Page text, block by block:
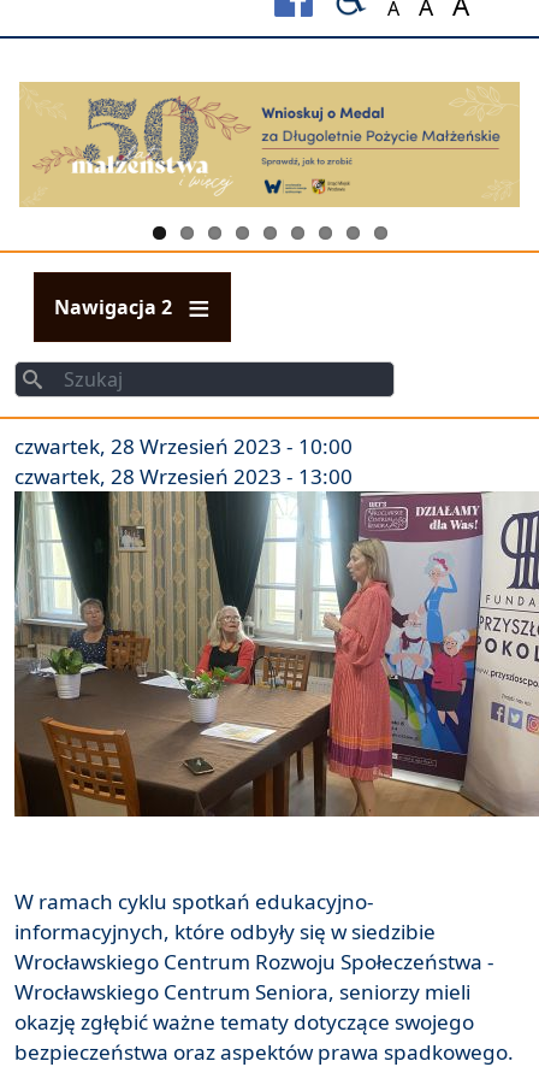
A
Set font size to
Set font
Set
Nawigacja 2
Szukaj
Szukaj
czwartek, 28 Wrzesień 2023 - 10:00
czwartek, 28 Wrzesień 2023 - 13:00
W ramach cyklu spotkań edukacyjno-
informacyjnych, które odbyły się w siedzibie
Wrocławskiego Centrum Rozwoju Społeczeństwa -
Wrocławskiego Centrum Seniora, seniorzy mieli
okazję zgłębić ważne tematy dotyczące swojego
bezpieczeństwa oraz aspektów prawa spadkowego.